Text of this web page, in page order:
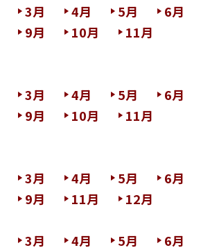
3月 4月 5月
6月
9月 10月
11月
3月 4月 5月
6月
9月 10月
11月
3月 4月 5月
6月
9月 11月
12月
3月 4月 5月
6月